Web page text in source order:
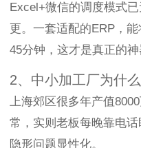
Excel+微信的调度模式
更。一套适配的ERP，
45分钟，这才是真正的神
2、中小加工厂为什
上海郊区很多年产值
常，实则老板每晚靠电
隐形问题显性化。